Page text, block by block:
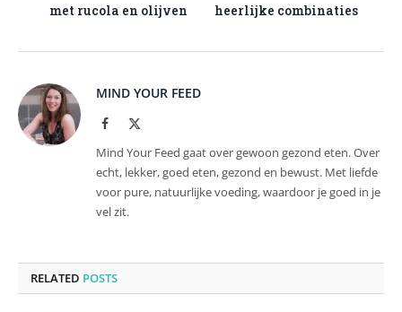
met rucola en olijven
heerlijke combinaties
MIND YOUR FEED
Facebook
Mind Your Feed gaat over gewoon gezond eten. Over
echt, lekker, goed eten, gezond en bewust. Met liefde
voor pure, natuurlijke voeding, waardoor je goed in je
vel zit.
RELATED POSTS